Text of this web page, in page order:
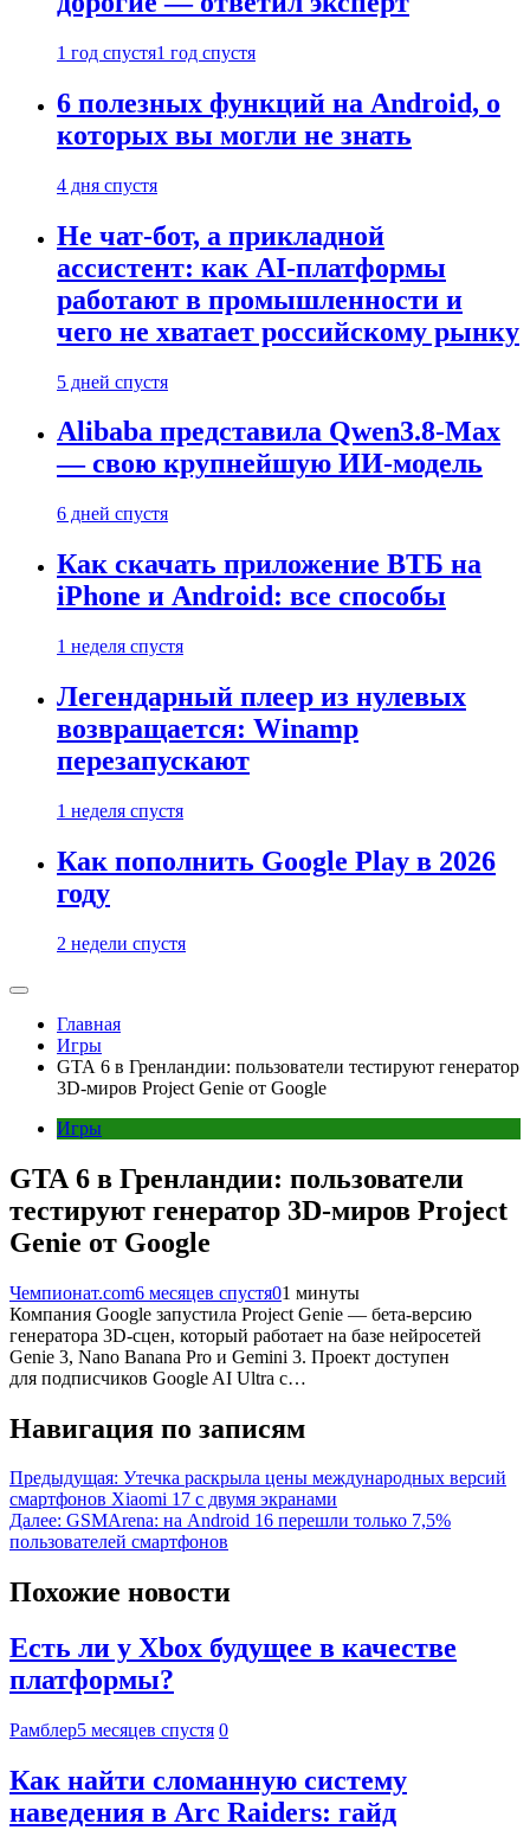
1 год спустя1 год спустя
6 полезных функций на Android, о
которых вы могли не знать
4 дня спустя
Не чат-бот, а прикладной
ассистент: как AI-платформы
работают в промышленности и
чего не хватает российскому рынку
5 дней спустя
Alibaba представила Qwen3.8-Max
— свою крупнейшую ИИ-модель
6 дней спустя
Как скачать приложение ВТБ на
iPhone и Android: все способы
1 неделя спустя
Легендарный плеер из нулевых
возвращается: Winamp
перезапускают
1 неделя спустя
Как пополнить Google Play в 2026
году
2 недели спустя
Главная
Игры
GTA 6 в Гренландии: пользователи тестируют генератор
3D-миров Project Genie от Google
Игры
GTA 6 в Гренландии: пользователи
тестируют генератор 3D-миров Project
Genie от Google
Чемпионат.com6 месяцев спустя01 минуты
Компания Google запустила Project Genie — бета-версию
генератора 3D-сцен, который работает на базе нейросетей
Genie 3, Nano Banana Pro и Gemini 3. Проект доступен
для подписчиков Google AI Ultra с…
Навигация по записям
Предыдущая: Утечка раскрыла цены международных версий
смартфонов Xiaomi 17 с двумя экранами
Далее: GSMArena: на Android 16 перешли только 7,5%
пользователей смартфонов
Похожие новости
Есть ли у Xbox будущее в качестве
платформы?
Рамблер5 месяцев спустя 0
Как найти сломанную систему
наведения в Arc Raiders: гайд